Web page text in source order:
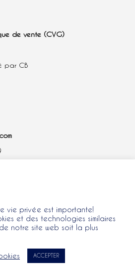
de vente (CVG)
par CB
vie privée est importante!
et des technologies similaires
notre site web soit la plus
ACCEPTER